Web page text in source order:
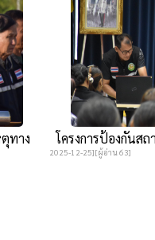
ทาง
โครงการป้องกันส
2025-12-25][ผู้อ่าน 63]